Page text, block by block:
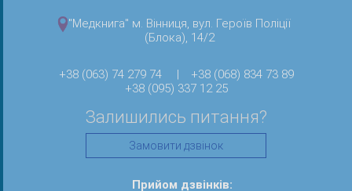
"Медкнига" м. Вінниця, вул. Героїв Поліції
(Блока), 14/2
+38 (063) 74 279 74 |
+38 (068) 834 73 89
+38 (095) 337 12 25
Залишились питання?
Замовити дзвінок
Прийом дзвінків: